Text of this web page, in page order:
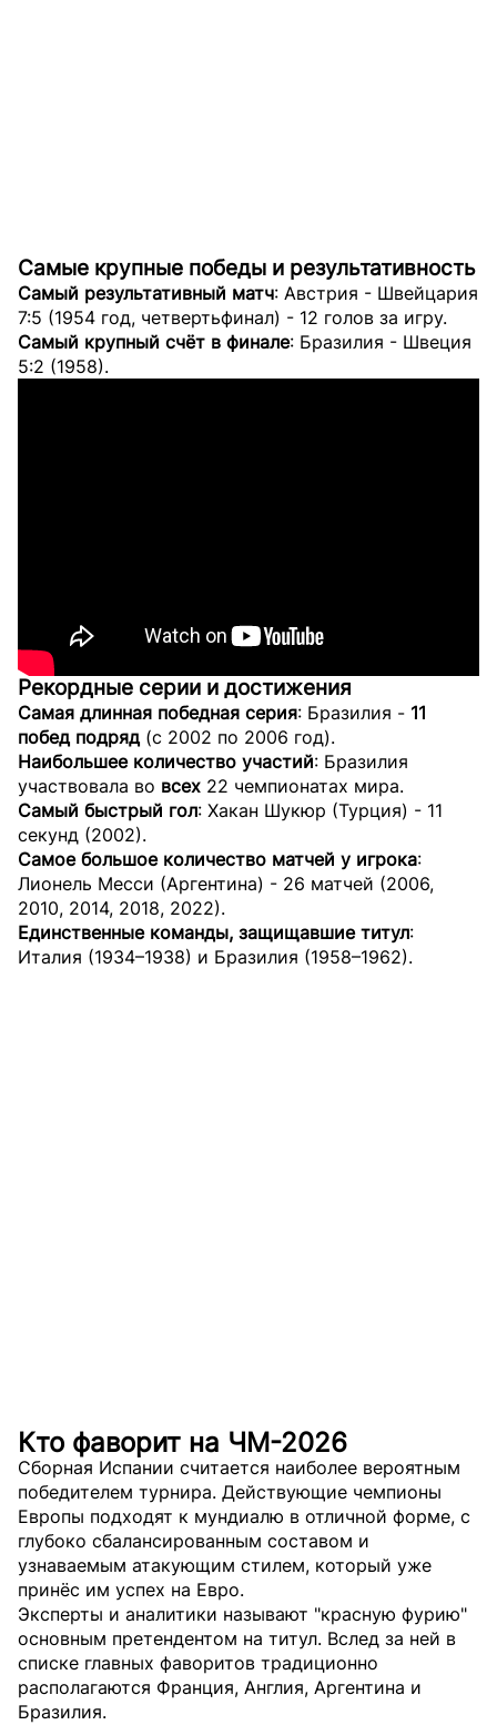
Самые крупные победы и результативность
Самый результативный матч: Австрия - Швейцария
7:5 (1954 год, четвертьфинал) - 12 голов за игру.
Самый крупный счёт в финале: Бразилия - Швеция
5:2 (1958).
Рекордные серии и достижения
Самая длинная победная серия: Бразилия - 11
побед подряд(с 2002 по 2006 год).
Наибольшее количество участий: Бразилия
участвовала во всех 22 чемпионатах мира.
Самый быстрый гол: Хакан Шукюр (Турция) - 11
секунд (2002).
Самое большое количество матчей у игрока:
Лионель Месси (Аргентина) - 26 матчей (2006,
2010, 2014, 2018, 2022).
Единственные команды, защищавшие титул:
Италия (1934–1938) и Бразилия (1958–1962).
Кто фаворит на ЧМ-2026
Сборная Испании считается наиболее вероятным
победителем турнира. Действующие чемпионы
Европы подходят к мундиалю в отличной форме, с
глубоко сбалансированным составом и
узнаваемым атакующим стилем, который уже
принёс им успех на Евро.
Эксперты и аналитики называют "красную фурию"
основным претендентом на титул. Вслед за ней в
списке главных фаворитов традиционно
располагаются Франция, Англия, Аргентина и
Бразилия.